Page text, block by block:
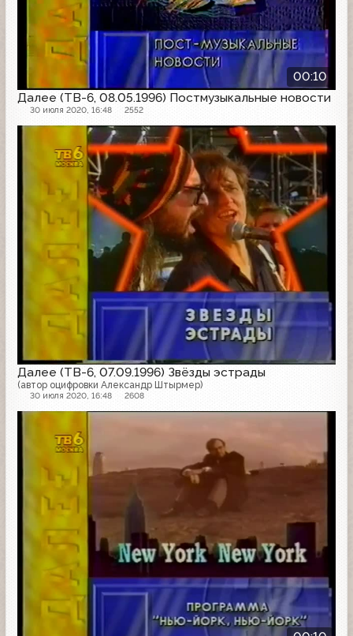
00:10
Далее (ТВ-6, 08.05.1996) Постмузыкальные новости
30 июля 2020, 16:48 2552
Далее (ТВ-6, 07.09.1996) Звёзды эстрады
(автор оцифровки Александр Штырмер)
30 июля 2020, 16:48 2608